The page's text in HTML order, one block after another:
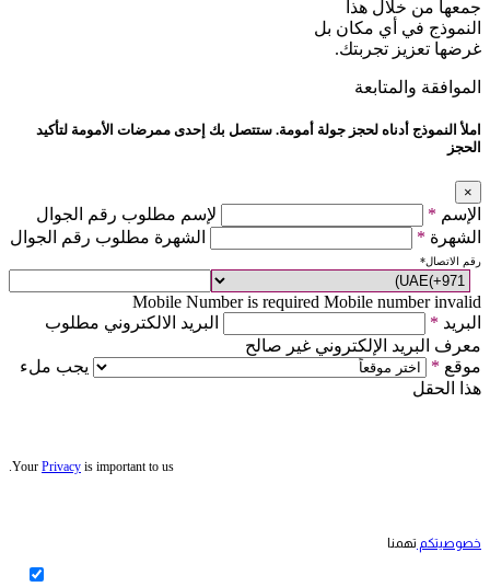
جمعها من خلال هذا
النموذج في أي مكان بل
غرضها تعزيز تجربتك.
الموافقة والمتابعة
املأ النموذج أدناه لحجز جولة أمومة. ستتصل بك إحدى ممرضات الأمومة لتأكيد
الحجز
×
الإسم *
لإسم مطلوب رقم الجوال
الشهرة * الشهرة مطلوب رقم الجوال
رقم الاتصال*
Mobile Number is required Mobile number invalid
البريد *
البريد الالكتروني مطلوب
معرف البريد الإلكتروني غير صالح
موقع *
يجب ملء
هذا الحقل
Your Privacy is important to us.
خصوصيتكم تهمنا